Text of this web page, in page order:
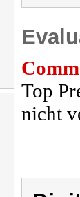
Top
nicht